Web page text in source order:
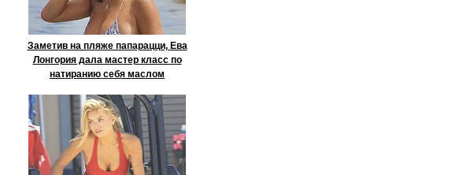
Заметив на пляже папарацци, Ева
Лонгория дала мастер класс по
натиранию себя маслом